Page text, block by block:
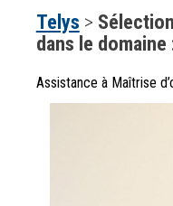
Telys >
dans le domaine
Assistance à Maîtrise